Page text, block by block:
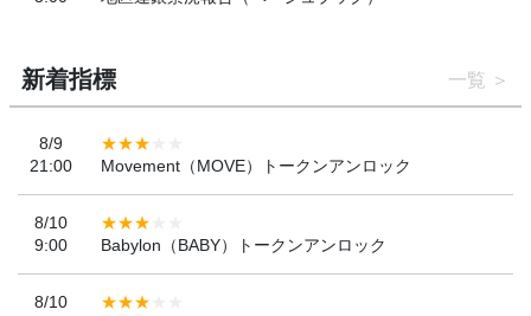
新着指標 一覧
8/9
21:00
Movement（MOVE）トークンアンロック
8/10
9:00
Babylon（BABY）トークンアンロック
8/10